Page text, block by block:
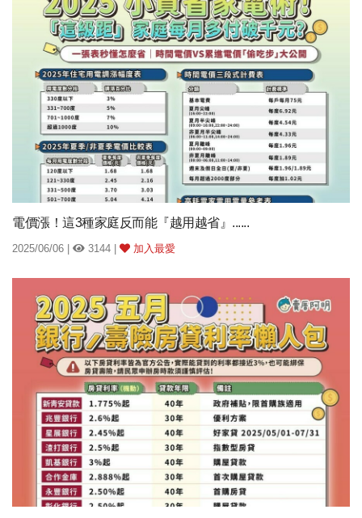
電價漲！這3種家庭反而能『越用越省』......
2025/06/06 | 3144 | 加入最愛